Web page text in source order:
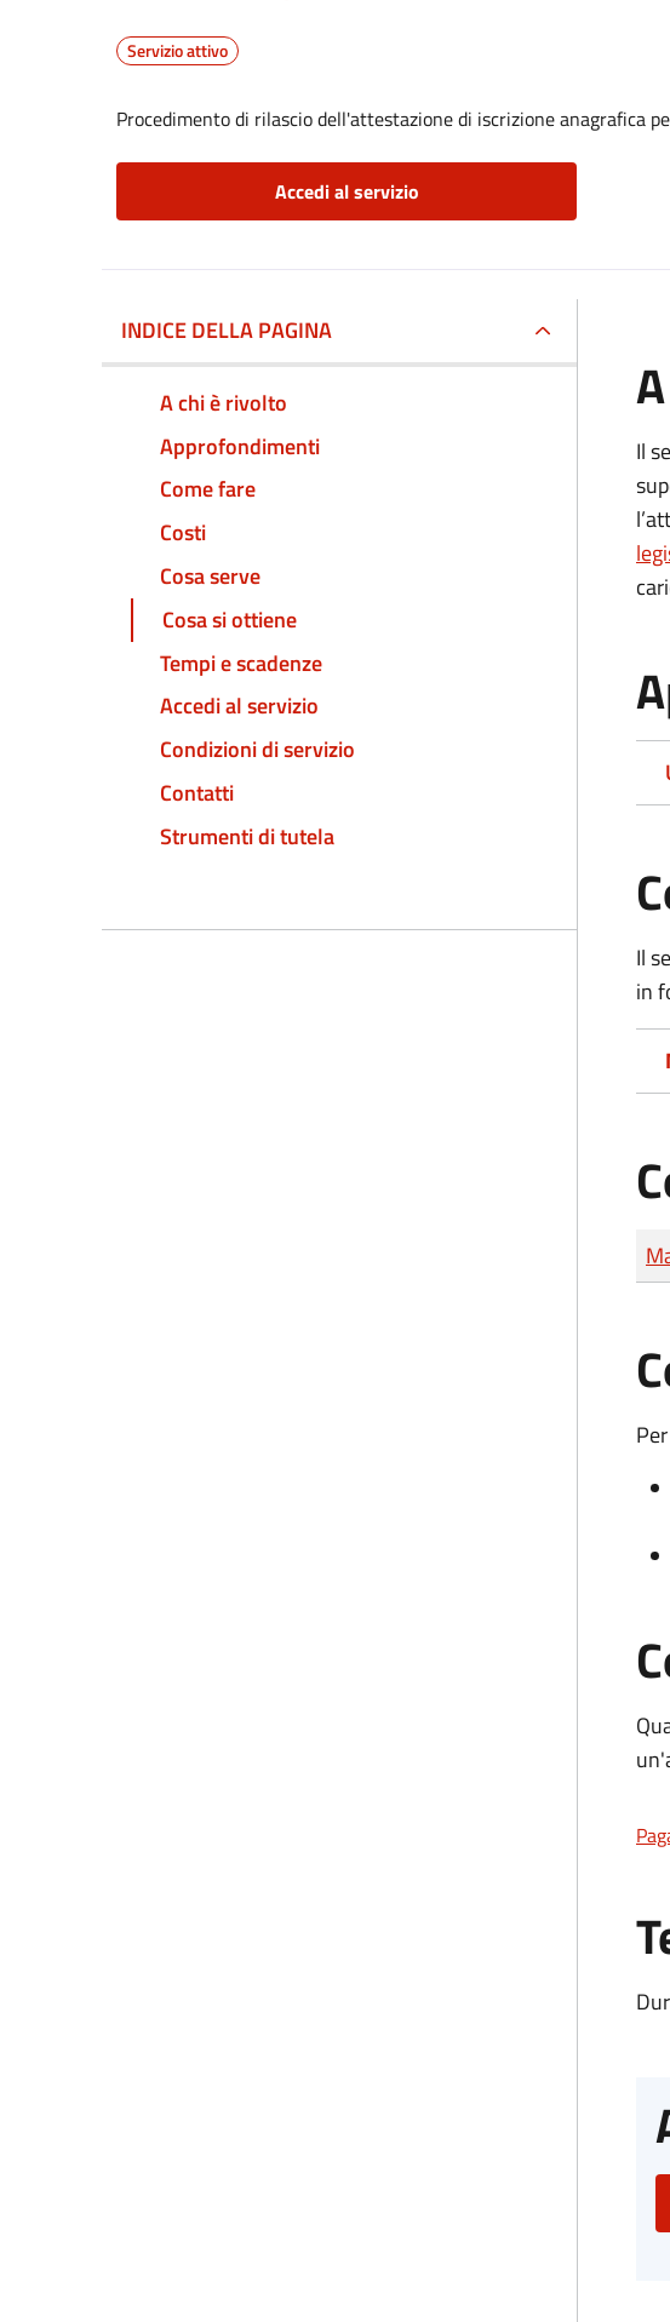
Servizio attivo
Procedimento di rilascio dell'attestazione di iscrizione anagrafica
Accedi al servizio
INDICE DELLA PAGINA
A chi è rivolto
Approfondimenti
Come fare
Costi
Cosa serve
Cosa si ottiene
Tempi e scadenze
Accedi al servizio
Condizioni di servizio
Contatti
Strumenti di tutela
Il
Il
in